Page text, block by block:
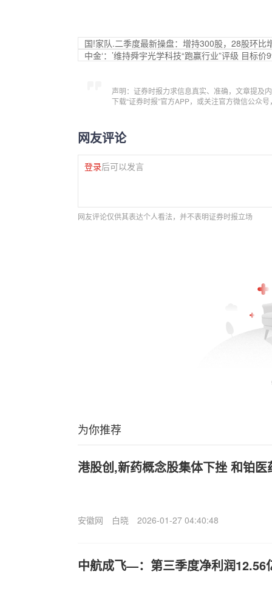
国!家队.二季度最新操盘：增持300股，28股环比
中金‘：’维持舜宇光学科技“跑赢行业”评级 目标价
声明：证券时报力求信息真实、准确，文章提及
下载“证券时报”官方APP，或关注官方微信公众
网友评论
登录后可以发言
网友评论仅供其表达个人看法，并不表明证券时报立场
为你推荐
港股创,新药概念股集体下挫 和铂
安徽网 白晓 2026-01-27 04:40:48
中航成飞—：第三季度净利润12.56